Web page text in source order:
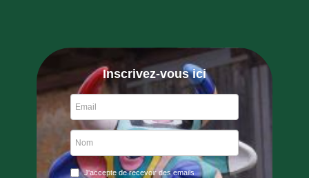
Inscrivez-vous ici
J'accepte de recevoir des emails